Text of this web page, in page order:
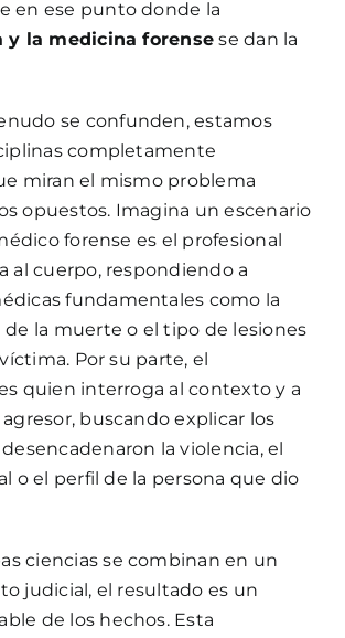
en ese punto donde la
y la medicina forense se dan la
se confunden, estamos
completamente
miran el mismo problema
opuestos. Imagina un escenario
forense es el profesional
al cuerpo, respondiendo a
fundamentales como la
de la muerte o el tipo de lesiones
Por su parte, el
quien interroga al contexto y a
buscando explicar los
la violencia, el
o el perfil de la persona que dio
ciencias se combinan en un
judicial, el resultado es un
de los hechos. Esta